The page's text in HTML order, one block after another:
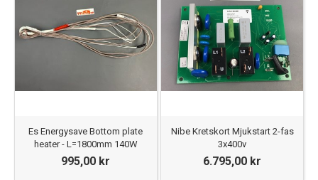
Es Energysave Bottom plate
heater - L=1800mm 140W
995,00 kr
Nibe Kretskort Mjukstart 2-fas
3x400v
6.795,00 kr